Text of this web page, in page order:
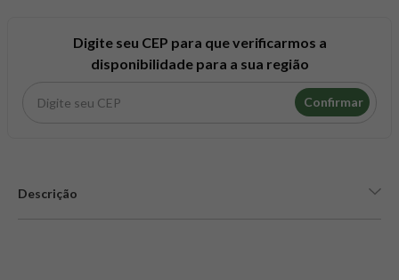
Digite seu CEP para que verificarmos a
disponibilidade para a sua região
Confirmar
Descrição
psyllium
creatina mundo verde